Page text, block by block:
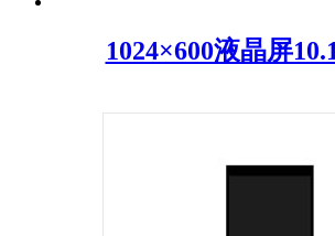
1024×600液晶屏